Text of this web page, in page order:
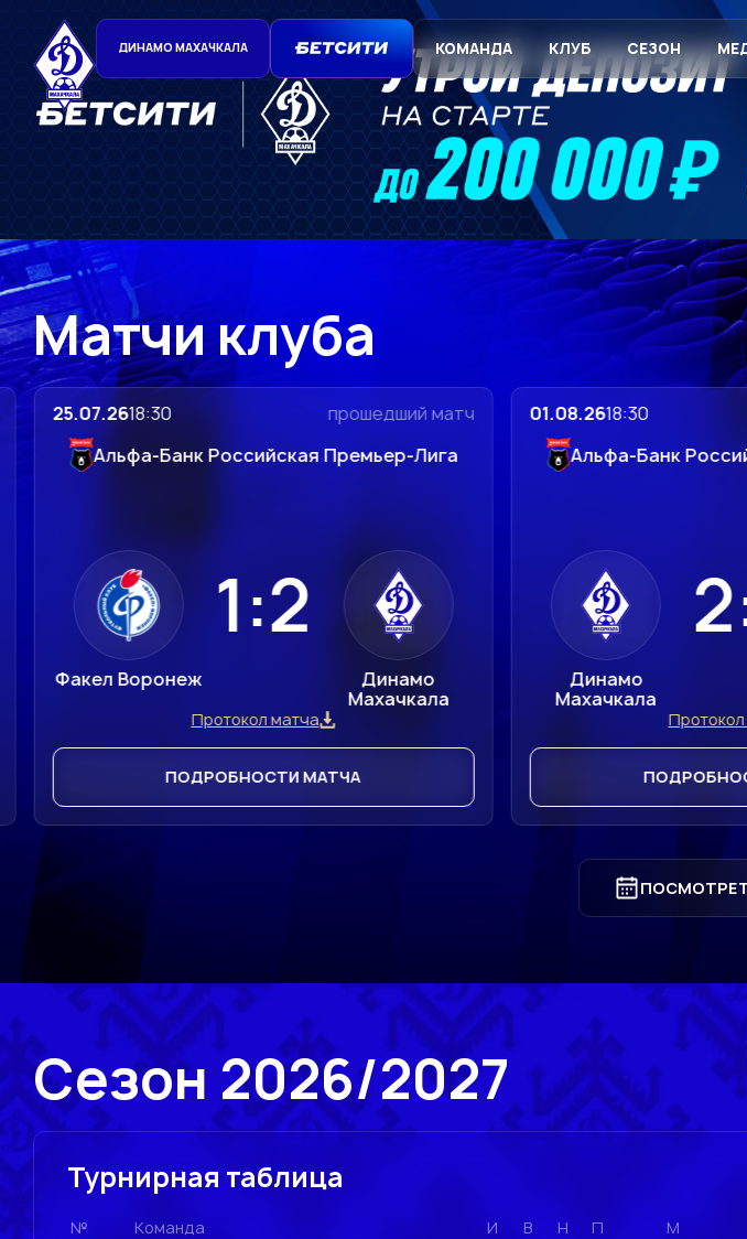
ДИНАМО МАХАЧКАЛА КОМАНДА КЛУБ СЕЗОН
Официальный
сайт
«Динамо»
Махачкала
Матчи клуба
25.07.2618:30
прошедший матч
Альфа-Банк Российская Премьер-Лига
Факел Воронеж
1:2
Динамо
Махачкала
ПОДРОБНОСТИ МАТЧА
Протокол матча
01.08.2618:30
Альфа-Банк
Динамо
Махачкала
Сезон 2026/2027
Турнирная таблица
№ Команда И В Н П М